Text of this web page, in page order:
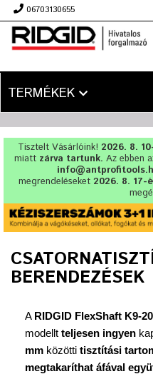
06703130655
TERMÉKEK
Tisztelt Vásárlóink! 2026. 8.
miatt zárva tartunk. Az ebben
megrendeléseket 2026. 8. 17-
BERENDEZÉSEK
A RIDGID FlexShaft K9-
modellt teljesen ingyen
mm közötti tisztítási
megtakaríthat áfával